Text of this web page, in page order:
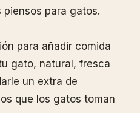
piensos para gatos.
para añadir comida
gato, natural, fresca
un extra de
que los gatos toman